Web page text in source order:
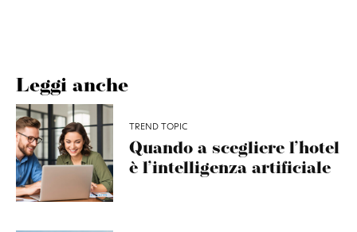
Leggi anche
TREND TOPIC
Quando a scegliere l’hotel
è l’intelligenza artificiale